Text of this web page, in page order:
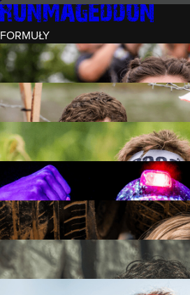
FORMUŁY
INTRO (¼)
15 PRZESZKÓD
3 KM+
REKRUT (½)
30 PRZESZKÓD
6 KM+
RUNMAGEDDON
50 PRZESZKÓD
12 KM+
NOCNY REKRUT (½)
30 PRZESZKÓD
6 KM+
INTRO U-16
15 PRZESZKÓD
3 KM+
RUNMAGEDDON HARDCORE
70 PRZESZKÓD
21 KM+